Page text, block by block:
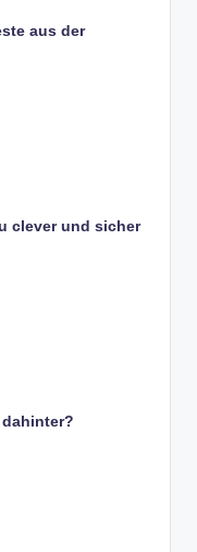
aus der
clever und sicher